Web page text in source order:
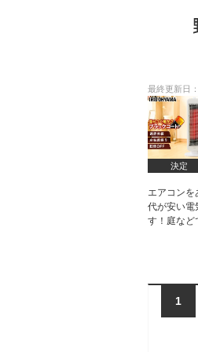
最終更新日
決定
エアコン
代が安い電
す！庭など
1